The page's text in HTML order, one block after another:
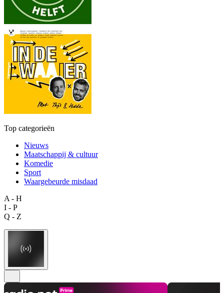
Top categorieën
Nieuws
Maatschappij & cultuur
Komedie
Sport
Waargebeurde misdaad
A - H
I - P
Q - Z